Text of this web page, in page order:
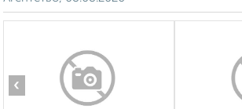
‹